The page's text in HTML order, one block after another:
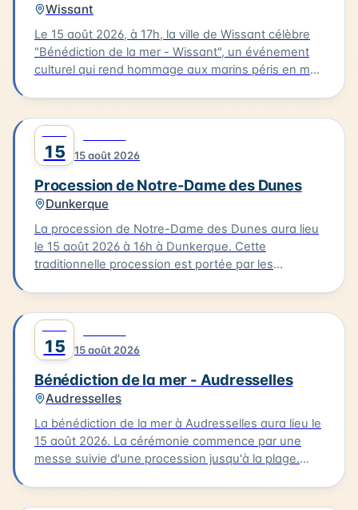
Wissant
Le 15 août 2026, à 17h, la ville de Wissant célèbre
"Bénédiction de la mer - Wissant", un événement
culturel qui rend hommage aux marins péris en mer.
déroulera la bénédiction. Cette cérémonie sera
accompagnée de chants et aura lieu en présence
de flobarts, bateaux de pêche traditionnels. Ce
lieu dans un cadre emblématique de la Côte
d'Opale.
15 15 août 2026
Procession de Notre-Dame des Dunes
Dunkerque
La procession de Notre-Dame des Dunes aura lieu
le 15 août 2026 à 16h à Dunkerque. Cette
traditionnelle procession est portée par les
Notre-Dame des Dunes jusqu'au quai des Anglais.
Là, se déroule la bénédiction, suivie d'une sortie
des bateaux pour un dépôt de gerbe en mer.
15 15 août 2026
Bénédiction de la mer - Audresselles
Audresselles
La bénédiction de la mer à Audresselles aura lieu le
15 août 2026. La cérémonie commence par une
messe suivie d'une procession jusqu'à la plage.